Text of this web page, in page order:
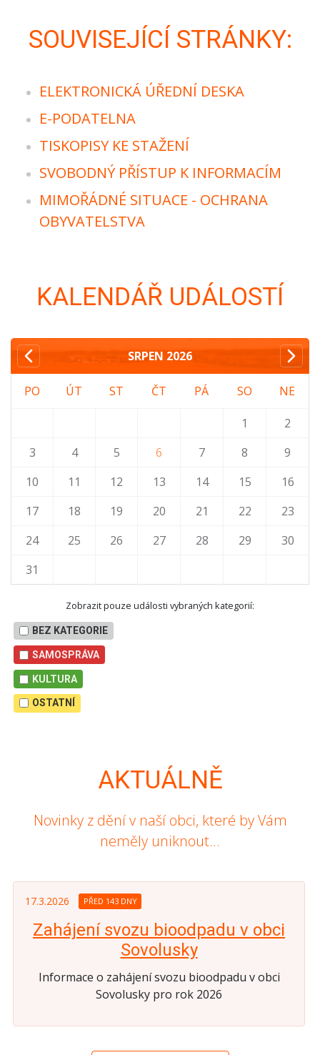
SOUVISEJÍCÍ STRÁNKY:
ELEKTRONICKÁ ÚŘEDNÍ DESKA
E-PODATELNA
TISKOPISY KE STAŽENÍ
SVOBODNÝ PŘÍSTUP K INFORMACÍM
MIMOŘÁDNÉ SITUACE - OCHRANA
OBYVATELSTVA
KALENDÁŘ UDÁLOSTÍ
SRPEN 2026
PO ÚT ST ČT PÁ SO NE
1
2
3
4 5 6 7 8
9
10
11 12 13 14 15
16
17
18 19 20 21 22
23
24
25 26 27 28 29
30
31
Zobrazit pouze události vybraných kategorií:
BEZ KATEGORIE
SAMOSPRÁVA
KULTURA
OSTATNÍ
AKTUÁLNĚ
Novinky z dění v naší obci, které by Vám
neměly uniknout...
17.3.2026 PŘED 143 DNY
Zahájení svozu bioodpadu v obci
Sovolusky
Informace o zahájení svozu bioodpadu v obci
Sovolusky pro rok 2026